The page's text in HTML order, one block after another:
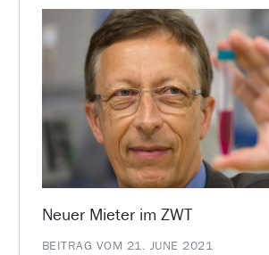
Neuer Mieter im ZWT
BEITRAG VOM 21. JUNE 2021